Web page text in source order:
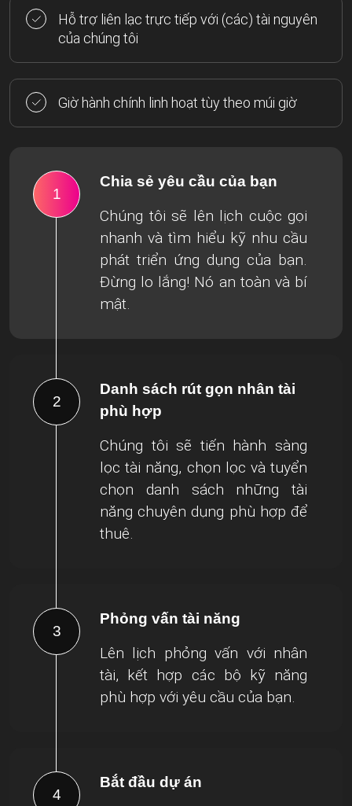
Hỗ trợ liên lạc trực tiếp với (các) tài nguyên
của chúng tôi
Giờ hành chính linh hoạt tùy theo múi giờ
1
Chia sẻ yêu cầu của bạn
Chúng tôi sẽ lên lịch cuộc gọi
nhanh và tìm hiểu kỹ nhu cầu
phát triển ứng dụng của bạn.
Đừng lo lắng! Nó an toàn và bí
mật.
2
Danh sách rút gọn nhân tài
phù hợp
Chúng tôi sẽ tiến hành sàng
lọc tài năng, chọn lọc và tuyển
chọn danh sách những tài
năng chuyên dụng phù hợp để
thuê.
3
Phỏng vấn tài năng
Lên lịch phỏng vấn với nhân
tài, kết hợp các bộ kỹ năng
phù hợp với yêu cầu của bạn.
4
Bắt đầu dự án